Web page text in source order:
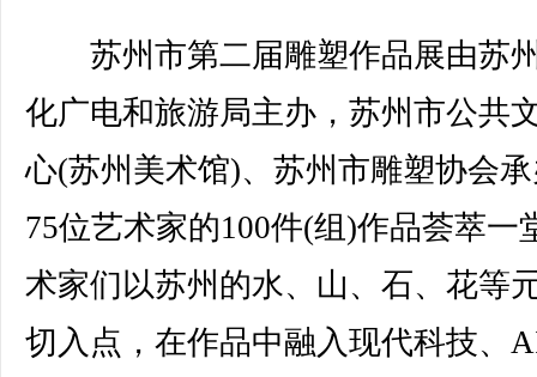
苏州市第二届雕塑作品展由苏
化广电和旅游局主办，苏州市公共
心(苏州美术馆)、苏州市雕塑协会
75位艺术家的100件(组)作品荟萃一
术家们以苏州的水、山、石、花等
切入点，在作品中融入现代科技、